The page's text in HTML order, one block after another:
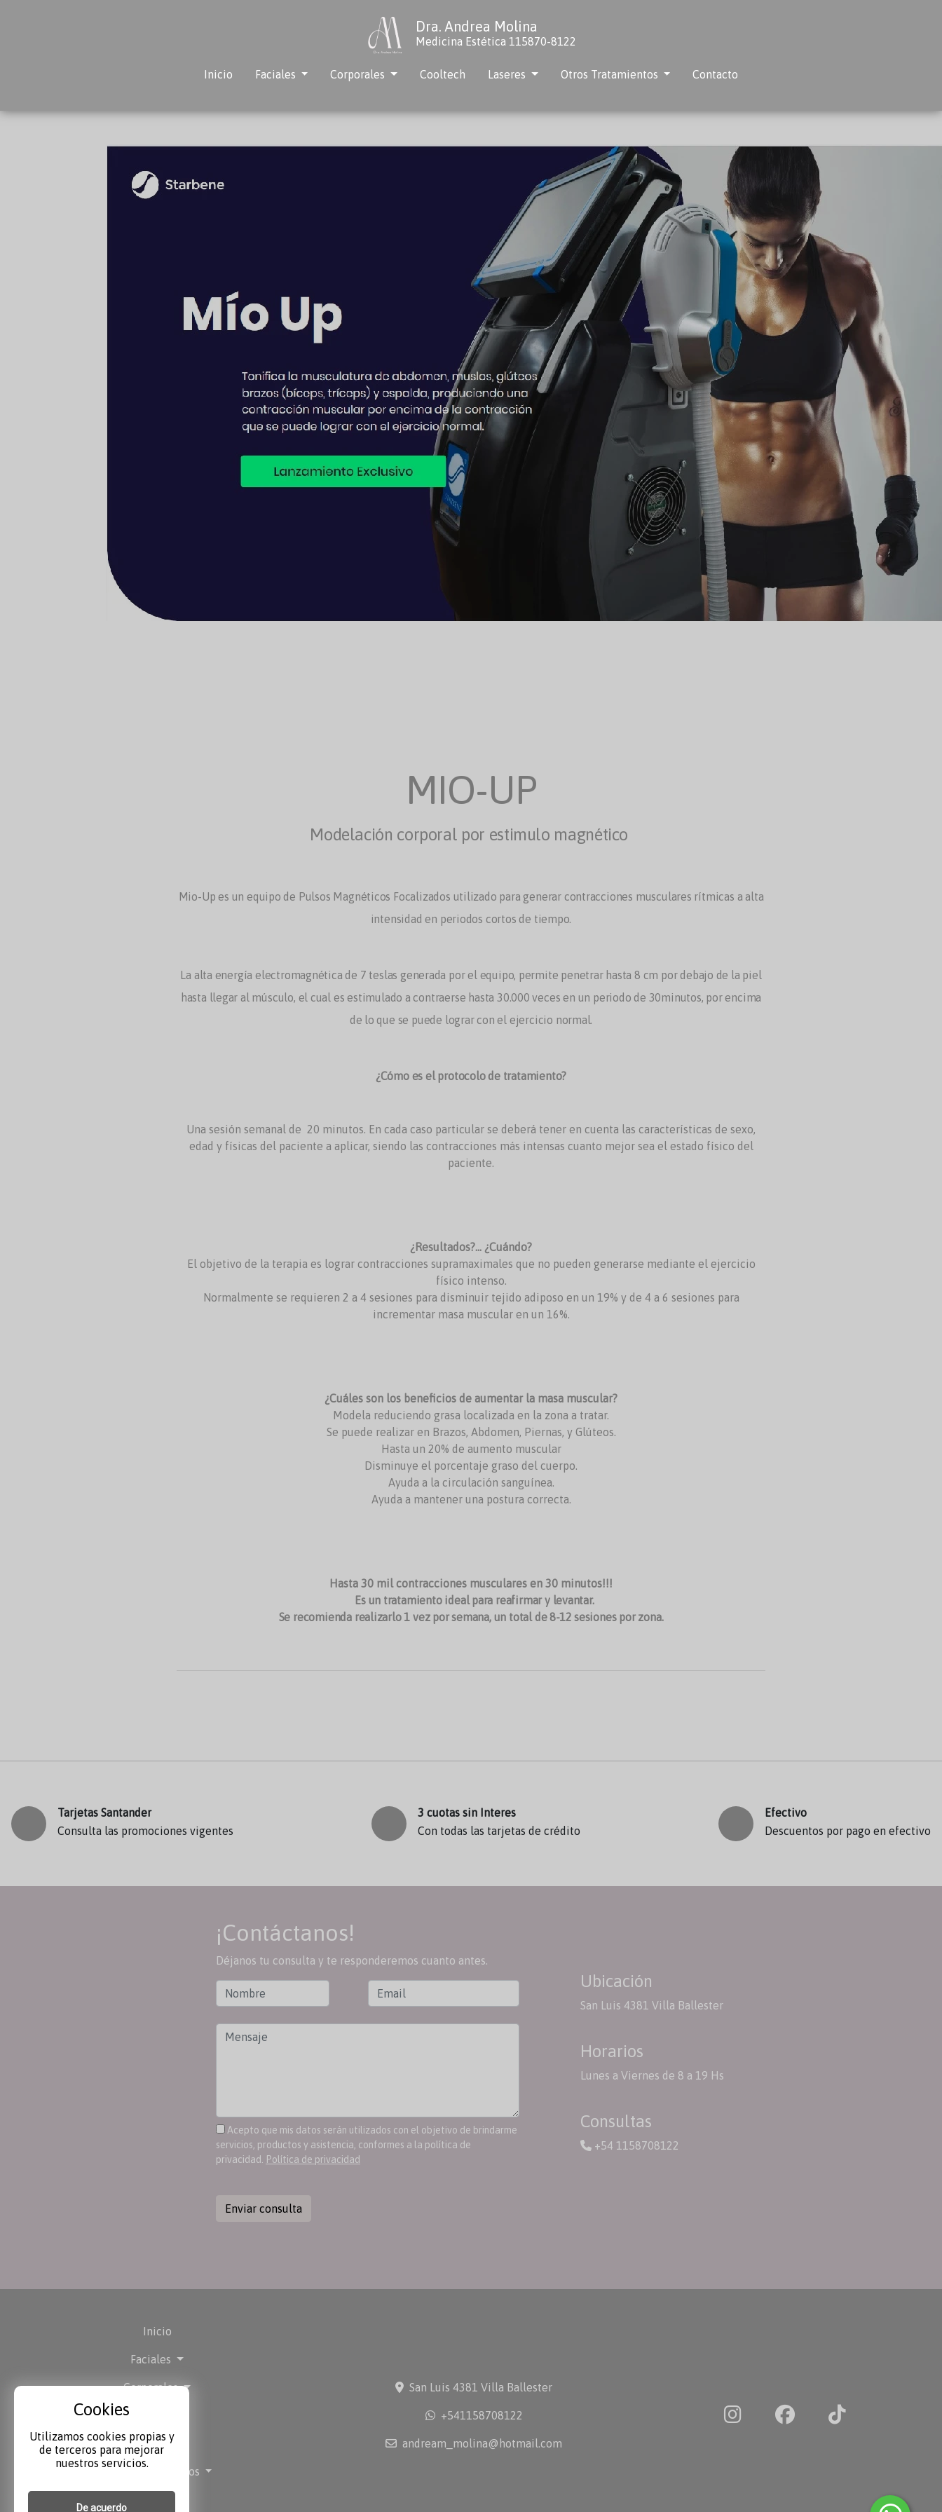
Cookies
Utilizamos cookies propias y
de terceros para mejorar
nuestros servicios.
De acuerdo
Dra. Andrea Molina
Medicina Estética 115870-8122
Inicio Faciales Corporales Cooltech Laseres Otros Tratamientos Contacto
MIO-UP
Modelación corporal por estimulo magnético
Mio-Up es un equipo de Pulsos Magnéticos Focalizados utilizado para generar contracciones musculares rítmicas a alta
intensidad en periodos cortos de tiempo.
La alta energía electromagnética de 7 teslas generada por el equipo, permite penetrar hasta 8 cm por debajo de la piel
hasta llegar al músculo, el cual es estimulado a contraerse hasta 30.000 veces en un periodo de 30minutos, por encima
de lo que se puede lograr con el ejercicio normal.
¿Cómo es el protocolo de tratamiento?
Una sesión semanal de 20 minutos. En cada caso particular se deberá tener en cuenta las características de sexo,
edad y físicas del paciente a aplicar, siendo las contracciones más intensas cuanto mejor sea el estado físico del
paciente.
¿Resultados?... ¿Cuándo?
El objetivo de la terapia es lograr contracciones supramaximales que no pueden generarse mediante el ejercicio
físico intenso.
Normalmente se requieren 2 a 4 sesiones para disminuir tejido adiposo en un 19% y de 4 a 6 sesiones para
incrementar masa muscular en un 16%.
¿Cuáles son los beneficios de aumentar la masa muscular?
Modela reduciendo grasa localizada en la zona a tratar.
Se puede realizar en Brazos, Abdomen, Piernas, y Glúteos.
Hasta un 20% de aumento muscular
Disminuye el porcentaje graso del cuerpo.
Ayuda a la circulación sanguínea.
Ayuda a mantener una postura correcta.
Hasta 30 mil contracciones musculares en 30 minutos!!!
Es un tratamiento ideal para reafirmar y levantar.
Se recomienda realizarlo 1 vez por semana, un total de 8-12 sesiones por zona.
Tarjetas Santander
Consulta las promociones vigentes
3 cuotas sin Interes
Con todas las tarjetas de crédito
Efectivo
Descuentos por pago en efectivo
¡Contáctanos!
Déjanos tu consulta y te responderemos cuanto antes.
Acepto que mis datos serán utilizados con el objetivo de brindarme
servicios, productos y asistencia, conformes a la política de
privacidad.
Política de privacidad
Enviar consulta
Ubicación
San Luis 4381 Villa Ballester
Horarios
Lunes a Viernes de 8 a 19 Hs
Consultas
+54 1158708122
Inicio
Faciales
Corporales
Laseres
Otros Tratamientos
San Luis 4381 Villa Ballester
+541158708122
andream_molina@hotmail.com